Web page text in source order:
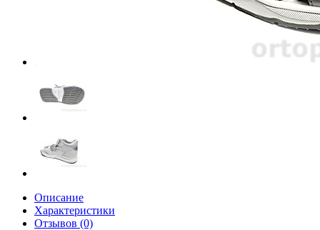
Описание
Характеристики
Отзывов (0)